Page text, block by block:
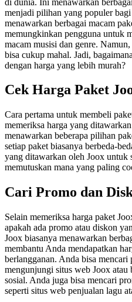
menjadi pilihan yang populer
menawarkan berbagai macam
memungkinkan pengguna untuk
macam musisi dan genre.
bisa cukup mahal. Jadi,
dengan harga yang lebih murah?
Cek Harga Paket
Cara pertama untuk membeli
memeriksa harga yang
menawarkan beberapa pilihan
setiap paket biasanya berbeda-
yang ditawarkan oleh Joox untuk
memutuskan mana yang paling
Cari Promo dan
Selain memeriksa harga paket
apakah ada promo atau diskon
Joox biasanya menawarkan
membantu Anda mendapatkan
berlangganan. Anda bisa mencari
mengunjungi situs web Joox atau
sosial. Anda juga bisa mencari
seperti situs web penjualan lagu